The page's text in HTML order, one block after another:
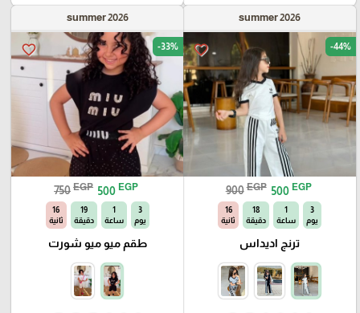
summer 2026
favorite_border -44%
900 EGP 500 EGP
3
يوم
1
ساعة
18
دقيقة
15
ثانية
ترنج اديداس
summer 2026
favorite_border -33%
750 EGP 500 EGP
3
يوم
1
ساعة
19
دقيقة
15
ثانية
طقم ميو ميو شورت